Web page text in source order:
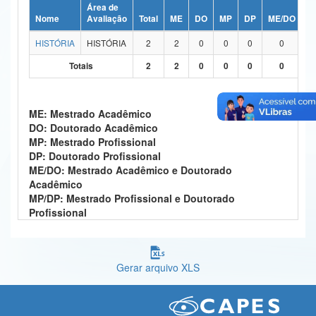
Ministério da Ciência, Tecnologia, Inovações e Comunicações
Ministério do Meio Ambiente
Controladoria-Geral da União
Ministério da Mulher, da Família e dos Direitos Humanos
Secretaria-Geral
Secretaria de Governo
Nome
Área de
Avaliação
Total ME DO MP DP ME/DO
HISTÓRIA
HISTÓRIA 2 2 0 0 0
0
Totais
2 2 0 0 0 0
ME: Mestrado Acadêmico
DO: Doutorado Acadêmico
MP: Mestrado Profissional
DP: Doutorado Profissional
ME/DO: Mestrado Acadêmico e Doutorado
Acadêmico
MP/DP: Mestrado Profissional e Doutorado
Profissional
Gerar arquivo XLS